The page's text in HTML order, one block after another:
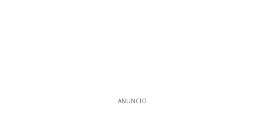
ANUNCIO